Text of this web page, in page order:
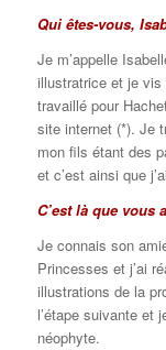
Qui êtes-vous,
Je m’appelle
illustratrice et je vis
travaillé pour
site internet (*). Je
mon fils étant des
et c’est ainsi que
C’est là que vous
Je connais son
Princesses et j’ai
illustrations de la
l’étape suivante et
néophyte.